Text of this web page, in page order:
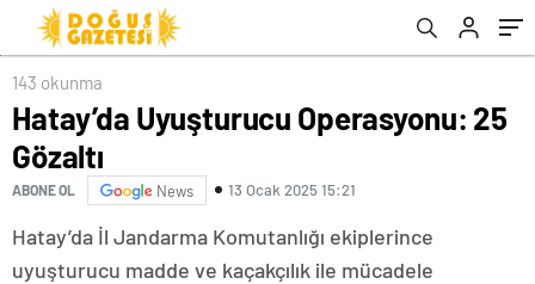
143 okunma
Hatay’da Uyuşturucu Operasyonu: 25
Gözaltı
ABONE OL News 13 Ocak 2025 15:21
Hatay’da İl Jandarma Komutanlığı ekiplerince
uyuşturucu madde ve kaçakçılık ile mücadele